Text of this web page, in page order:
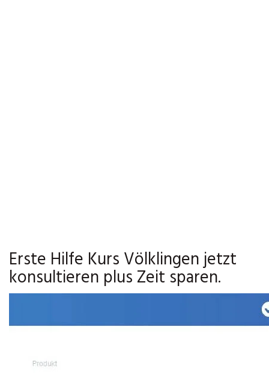
Erste Hilfe Kurs Völklingen jetzt
konsultieren plus Zeit sparen.